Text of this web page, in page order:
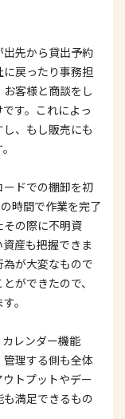
先から貸出予約
戻ったり事務担
客様と商談をし
す。これによっ
、もし販売にも
ドでの棚卸を初
時間で作業を完了
の際に不明資
産も把握できま
が大変なもので
ができたので、
。
レンダー機能
理する側も全体
トプットやデー
満足できるもの